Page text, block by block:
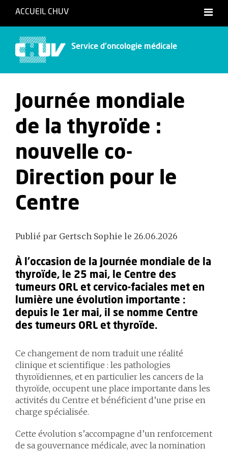
ACCUEIL CHUV
Service d'oncologie médicale
Journée mondiale
de la thyroïde :
nouvelle co-
Direction pour le
Centre
Publié par Gertsch Sophie le 26.06.2026
À l’occasion de la Journée mondiale de la
thyroïde, le 25 mai, le Centre des
tumeurs ORL et cervico-faciales met en
lumière une évolution importante :
depuis le 1er mai, il se nomme Centre
des tumeurs ORL et thyroïde.
Ce changement de nom traduit une réalité
clinique et scientifique : les pathologies
thyroïdiennes, et en particulier les cancers de la
thyroïde, occupent une place importante dans les
activités du Centre et bénéficient d’une prise en
charge spécialisée.
Cette évolution s’accompagne d’un renforcement
de sa gouvernance médicale, avec la nomination